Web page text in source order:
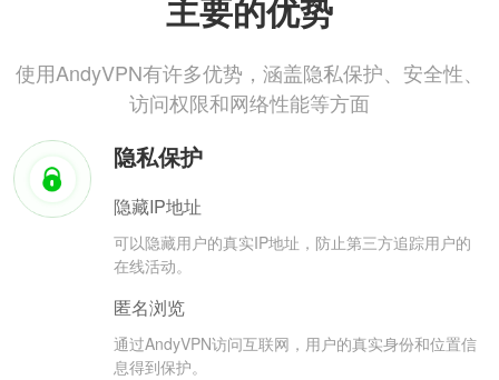
主要的优势
使用AndyVPN有许多优势，涵盖隐私保护、安全性、
访问权限和网络性能等方面
隐私保护
隐藏IP地址
可以隐藏用户的真实IP地址，防止第三方追踪用户的
在线活动。
匿名浏览
通过AndyVPN访问互联网，用户的真实身份和位置信
息得到保护。